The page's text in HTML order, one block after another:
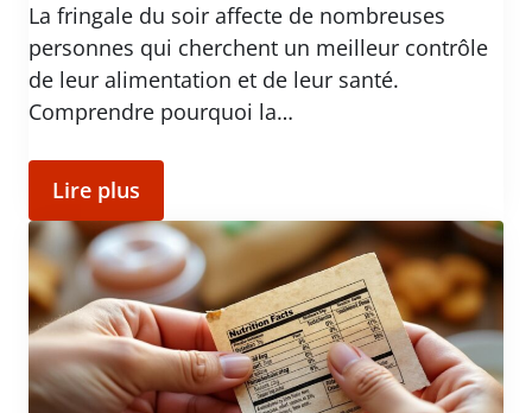
La fringale du soir affecte de nombreuses
personnes qui cherchent un meilleur contrôle
de leur alimentation et de leur santé.
Comprendre pourquoi la…
Lire plus